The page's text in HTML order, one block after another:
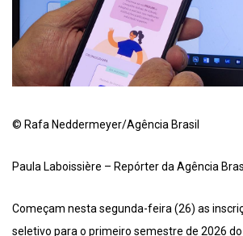
© Rafa Neddermeyer/Agência Brasil
Paula Laboissière – Repórter da Agência
Começam nesta segunda-feira (26) as
seletivo para o primeiro semestre de 2026